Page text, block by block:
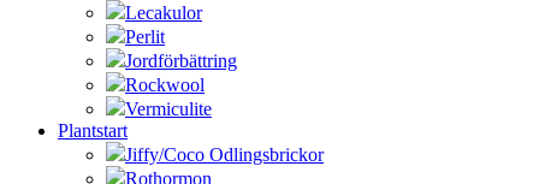
Lecakulor
Perlit
Jordförbättring
Rockwool
Vermiculite
Plantstart
Jiffy/Coco Odlingsbrickor
Rothormon